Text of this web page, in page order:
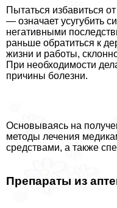
Пытаться избавиться
— означает усугубить
негативными
раньше обратиться к
жизни и работы,
При необходимости
причины болезни.
Основываясь на
методы лечения
средствами, а также
Препараты из